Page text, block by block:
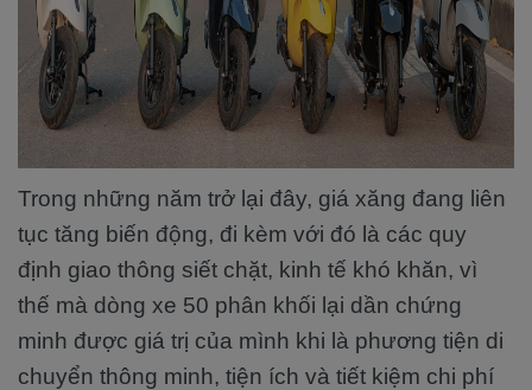
Trong những năm trở lại đây, giá xăng đang liên
tục tăng biến động, đi kèm với đó là các quy
định giao thông siết chặt, kinh tế khó khăn, vì
thế mà dòng xe 50 phân khối lại dần chứng
minh được giá trị của mình khi là phương tiện di
chuyển thông minh, tiện ích và tiết kiệm chi phí